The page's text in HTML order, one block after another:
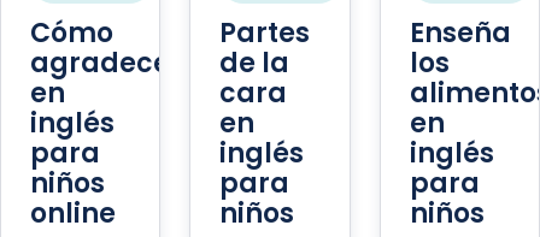
Cómo
agradecer
en
inglés
para
niños
online
Partes
de la
cara
en
inglés
para
niños
Enseña
los
en
inglés
para
niños